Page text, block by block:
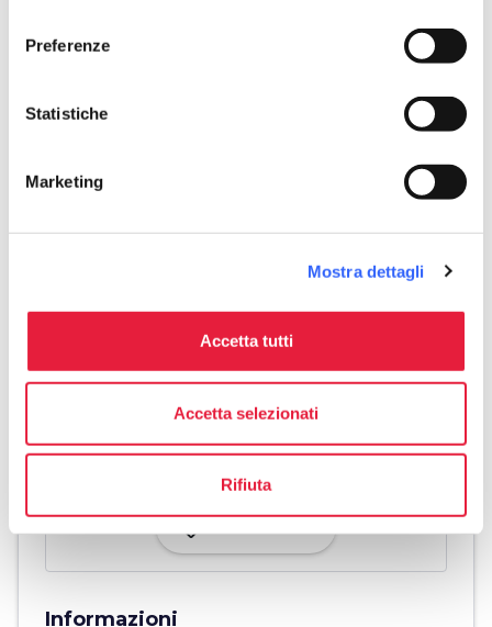
Preferenze
Statistiche
Marketing
Mostra dettagli
Accetta tutti
Accetta selezionati
Rifiuta
family_restroom
Informazioni